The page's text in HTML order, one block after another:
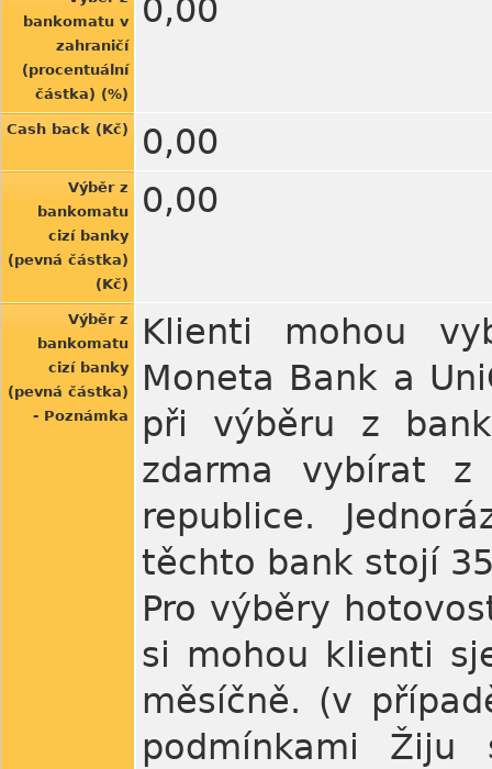
bankomatu v
zahraničí
(procentuální
částka) (%)
0,00
Cash back (Kč) 0,00
Výběr z
bankomatu
cizí banky
(pevná částka)
(Kč)
0,00
Výběr z
bankomatu
cizí banky
(pevná částka)
- Poznámka
Klienti mohou
Moneta Bank a
při výběru z
zdarma vybírat
republice.
těchto bank stojí
Pro výběry
si mohou klienti
měsíčně. (v
podmínkami